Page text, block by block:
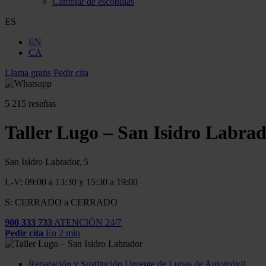
ES
EN
CA
Llama gratis Pedir cita
5 215 reseñas
Taller Lugo – San Isidro
San Isidro Labrador, 5
L-V: 09:00 a 13:30 y 15:30 a 19:00
S: CERRADO a CERRADO
900 333 733 ATENCIÓN 24/7
Pedir cita En 2 min
Reparación y Sustitución Urgente de Lunas de Automóvil